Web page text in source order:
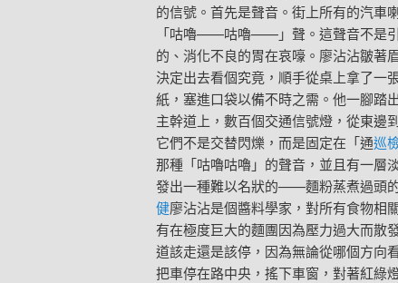
的信號。首先是聲音。街上所有的汽車
「咕嚕——咕嚕——」聲。這聲音不是
的、消化不良的胃在哀嚎。廖沾沾皺著
決定出去看個究竟，順手從桌上拿了一
紙，塞進口袋以備不時之需。他一腳踏
主幹道上，數百個交通信號燈，從東邊
它們不是交替閃爍，而是固定在「通巡
那種「咕嚕咕嚕」的聲音，並且有一層
發出一種難以名狀的——麵粉蒸煮過頭
健廖沾沾是個醬料學家，對所有食物相
有在極度巨大的麵團因為壓力過大而散
道該走還是該停，因為無論從哪個方向
把車停在路中央，搖下車窗，對著紅綠